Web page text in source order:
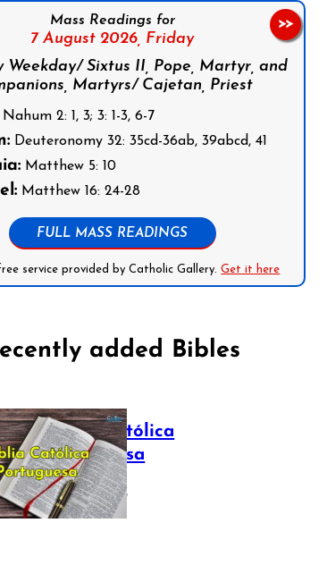
Mass Readings for
7 August 2026, Friday
Weekday/ Sixtus II, Pope, Martyr, and
Martyrs/ Cajetan, Priest
2: 1, 3; 3: 1-3, 6-7
Deuteronomy 32: 35cd-36ab, 39abcd, 41
Matthew 5: 10
Matthew 16: 24-28
FULL MASS READINGS
service provided by Catholic Gallery.Get it here
>>
added Bibles
Bíblia Católica
Portuguesa
July 16, 2025